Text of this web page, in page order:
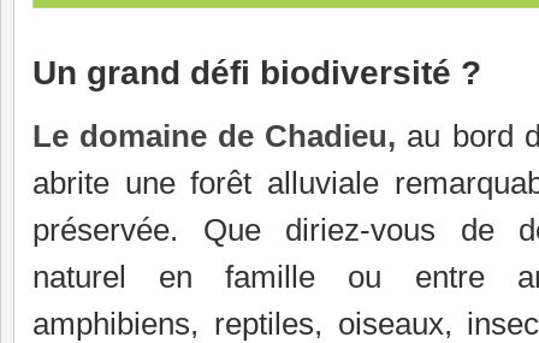
Un grand défi biodiversité ?
Le domaine de Chadieu, au bord
abrite une forêt alluviale
préservée. Que diriez-vous de
naturel en famille ou entre
amphibiens, reptiles, oiseaux,